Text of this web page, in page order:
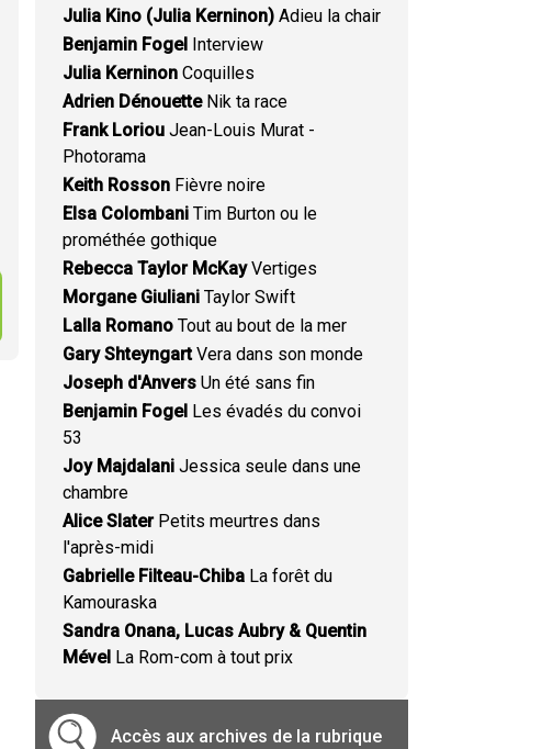
Julia Kino (Julia Kerninon) Adieu la chair
Benjamin Fogel Interview
Julia Kerninon Coquilles
Adrien DénouetteNik ta race
Frank Loriou Jean-Louis Murat -
Photorama
Keith Rosson Fièvre noire
Elsa Colombani Tim Burton ou le
prométhée gothique
Rebecca Taylor McKayVertiges
Morgane Giuliani Taylor Swift
Lalla Romano Tout au bout de la mer
Gary ShteyngartVera dans son monde
Joseph d'Anvers Un été sans fin
Benjamin Fogel Les évadés du convoi
53
Joy Majdalani Jessica seule dans une
chambre
Alice SlaterPetits meurtres dans
l'après-midi
Gabrielle Filteau-Chiba La forêt du
Kamouraska
Sandra Onana, Lucas Aubry & Quentin
Mével La Rom-com à tout prix
Accès aux archives de la rubrique